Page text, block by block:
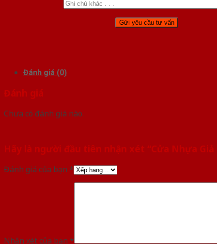
Đánh giá (0)
Đánh giá
Chưa có đánh giá nào.
Hãy là người đầu tiên nhận xét “Cửa Nhựa Giả
Đánh giá của bạn *
Nhận xét của bạn *